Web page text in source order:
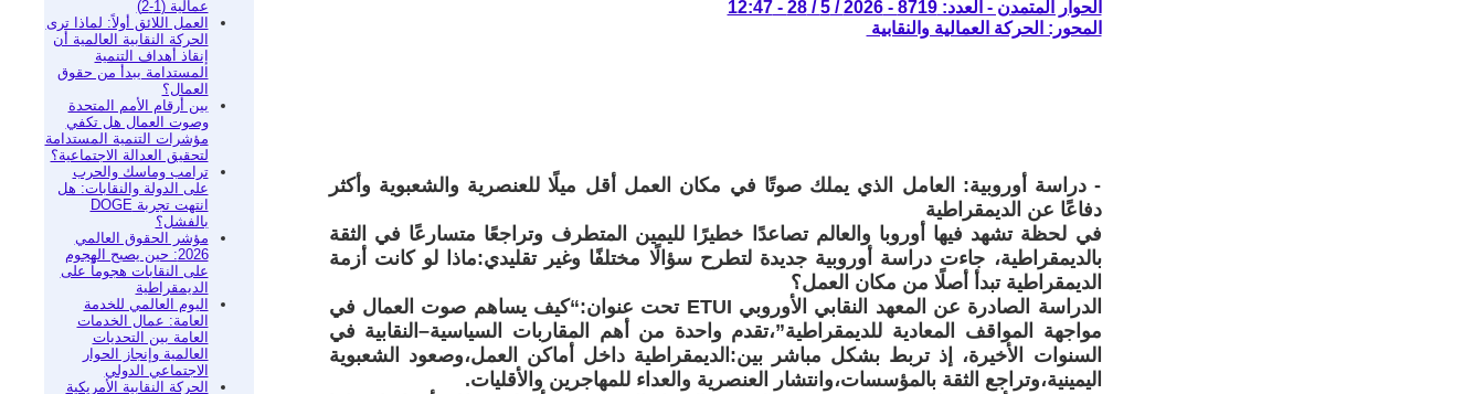
عمالية (1-2)
العمل اللائق أولاً: لماذا ترى
الحركة النقابية العالمية أن
إنقاذ أهداف التنمية
المستدامة يبدأ من حقوق
العمال؟
بين أرقام الأمم المتحدة
وصوت العمال هل تكفي
مؤشرات التنمية المستدامة
لتحقيق العدالة الاجتماعية؟
ترامب وماسك والحرب
على الدولة والنقابات: هل
انتهت تجربة DOGE
بالفشل؟
مؤشر الحقوق العالمي
2026: حين يصبح الهجوم
على النقابات هجوماً على
الديمقراطية
اليوم العالمي للخدمة
العامة: عمال الخدمات
العامة بين التحديات
العالمية وإنجاز الحوار
الاجتماعي الدولي
الحركة النقابية الأمريكية
الحوار المتمدن - العدد: 8719 - 2026 / 5 / 28 - 12:47
المحور: الحركة العمالية والنقابية
- دراسة أوروبية: العامل الذي يملك صوتًا في مكان العمل أقل ميلًا للعنصرية والشعبوية وأكثر
دفاعًا عن الديمقراطية
في لحظة تشهد فيها أوروبا والعالم تصاعدًا خطيرًا لليمين المتطرف وتراجعًا متسارعًا في الثقة
بالديمقراطية، جاءت دراسة أوروبية جديدة لتطرح سؤالًا مختلفًا وغير تقليدي:ماذا لو كانت أزمة
الديمقراطية تبدأ أصلًا من مكان العمل؟
الدراسة الصادرة عن المعهد النقابي الأوروبي ETUI تحت عنوان:“كيف يساهم صوت العمال في
مواجهة المواقف المعادية للديمقراطية”،تقدم واحدة من أهم المقاربات السياسية–النقابية في
السنوات الأخيرة، إذ تربط بشكل مباشر بين:الديمقراطية داخل أماكن العمل،وصعود الشعبوية
اليمينية،وتراجع الثقة بالمؤسسات،وانتشار العنصرية والعداء للمهاجرين والأقليات.